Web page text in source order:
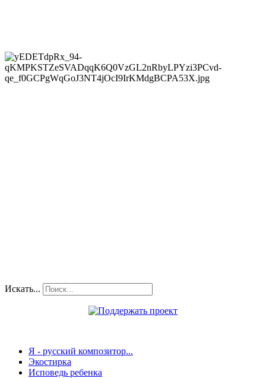
Искать...
Я - русский композитор...
Экостирка
Исповедь ребенка